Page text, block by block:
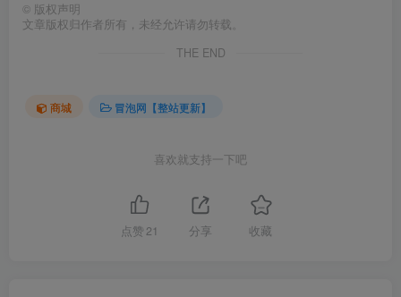
© 版权声明
文章版权归作者所有，未经允许请勿转载。
THE END
商城 冒泡网【整站更新】
喜欢就支持一下吧
点赞 21 分享 收藏